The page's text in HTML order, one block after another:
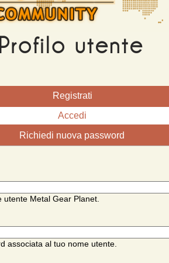
Profilo utente
Registrati
Accedi
Richiedi nuova password
utente Metal Gear Planet.
associata al tuo nome utente.